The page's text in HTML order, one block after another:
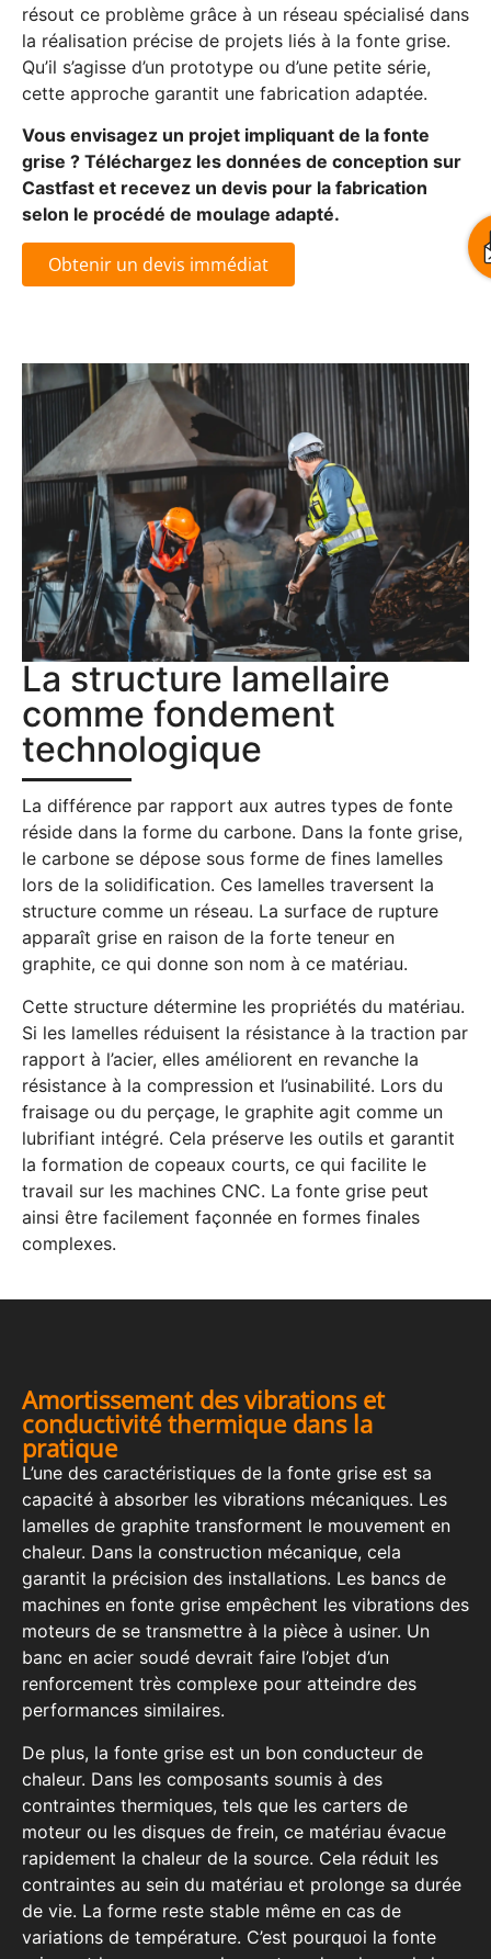
résout ce problème grâce à un réseau spécialisé dans
la réalisation précise de projets liés à la fonte grise.
Qu’il s’agisse d’un prototype ou d’une petite série,
cette approche garantit une fabrication adaptée.
Vous envisagez un projet impliquant de la fonte
grise ? Téléchargez les données de conception sur
Castfast et recevez un devis pour la fabrication
selon le procédé de moulage adapté.
Obtenir un devis immédiat
La structure lamellaire
comme fondement
technologique
La différence par rapport aux autres types de fonte
réside dans la forme du carbone. Dans la fonte grise,
le carbone se dépose sous forme de fines lamelles
lors de la solidification. Ces lamelles traversent la
structure comme un réseau. La surface de rupture
apparaît grise en raison de la forte teneur en
graphite, ce qui donne son nom à ce matériau.
Cette structure détermine les propriétés du matériau.
Si les lamelles réduisent la résistance à la traction par
rapport à l’acier, elles améliorent en revanche la
résistance à la compression et l’usinabilité. Lors du
fraisage ou du perçage, le graphite agit comme un
lubrifiant intégré. Cela préserve les outils et garantit
la formation de copeaux courts, ce qui facilite le
travail sur les machines CNC. La fonte grise peut
ainsi être facilement façonnée en formes finales
complexes.
Amortissement des vibrations et
conductivité thermique dans la
pratique
L’une des caractéristiques de la fonte grise est sa
capacité à absorber les vibrations mécaniques. Les
lamelles de graphite transforment le mouvement en
chaleur. Dans la construction mécanique, cela
garantit la précision des installations. Les bancs de
machines en fonte grise empêchent les vibrations des
moteurs de se transmettre à la pièce à usiner. Un
banc en acier soudé devrait faire l’objet d’un
renforcement très complexe pour atteindre des
performances similaires.
De plus, la fonte grise est un bon conducteur de
chaleur. Dans les composants soumis à des
contraintes thermiques, tels que les carters de
moteur ou les disques de frein, ce matériau évacue
rapidement la chaleur de la source. Cela réduit les
contraintes au sein du matériau et prolonge sa durée
de vie. La forme reste stable même en cas de
variations de température. C’est pourquoi la fonte